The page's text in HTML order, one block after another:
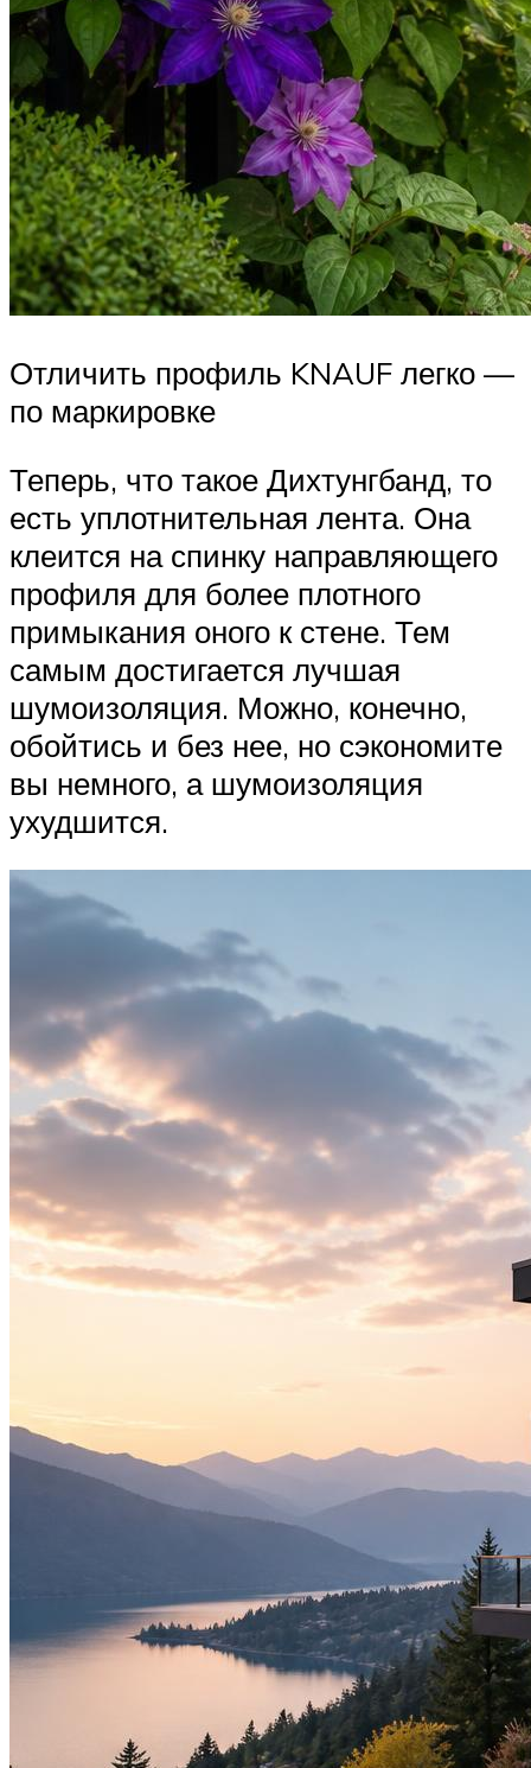
Отличить профиль KNAUF легко —
по маркировке
Теперь, что такое Дихтунгбанд, то
есть уплотнительная лента. Она
клеится на спинку направляющего
профиля для более плотного
примыкания оного к стене. Тем
самым достигается лучшая
шумоизоляция. Можно, конечно,
обойтись и без нее, но сэкономите
вы немного, а шумоизоляция
ухудшится.